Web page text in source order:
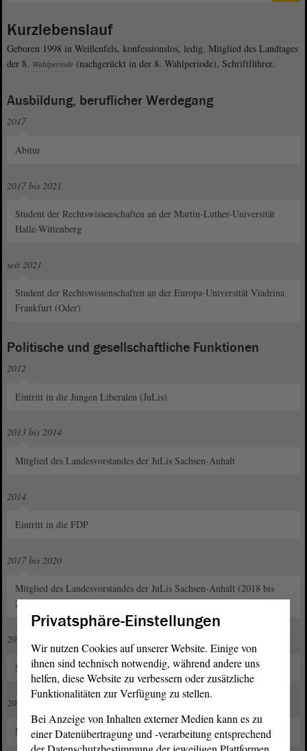
Kurzlebenslauf
Geboren 1998 in Weißenfels, konfessionslos, ledig. Mitglied des Landtages
der 8. Wahlperiode (nachgerückt in der 8. Wahlperiode), Schriftführer.
Ausbildung, beruflicher Werdegang
2017
Abitur
2017 bis 2021
Student der Rechtswissenschaften an der Martin-Luther-Universität
Halle-Wittenberg
seit 2021
Student der Rechtswissenschaften an der Europa-Universität Viadrina
Frankfurt (Oder)
Politische und gesellschaftliche Funktionen
2012
Eintritt in die Jungen Liberalen (JuLis)
2013 bis 2014
Mitglied des Landesvorstandes der JuLis Sachsen-Anhalt
2014
Eintritt in die FDP
2017 bis 2020
Mitglied des Landesvorstandes der JuLis Sachsen-Anhalt (2018 bis
2019 beratend)
2017 bis 2021
Stellvertretender Kreisvorsitzender der FDP Burgenlandkreis
2017 bis 2025
Mitglied des Landesvorstandes der FDP Sachsen-Anhalt
Privatsphäre-Einstellungen
Wir nutzen Cookies auf unserer Website. Einige von
ihnen sind technisch notwendig, während andere uns
helfen, diese Website zu verbessern oder zusätzliche
Funktionalitäten zur Verfügung zu stellen.
Bei Anzeige von Inhalten externer Medien kann es zu
einer Datenübertragung und -verarbeitung entsprechend